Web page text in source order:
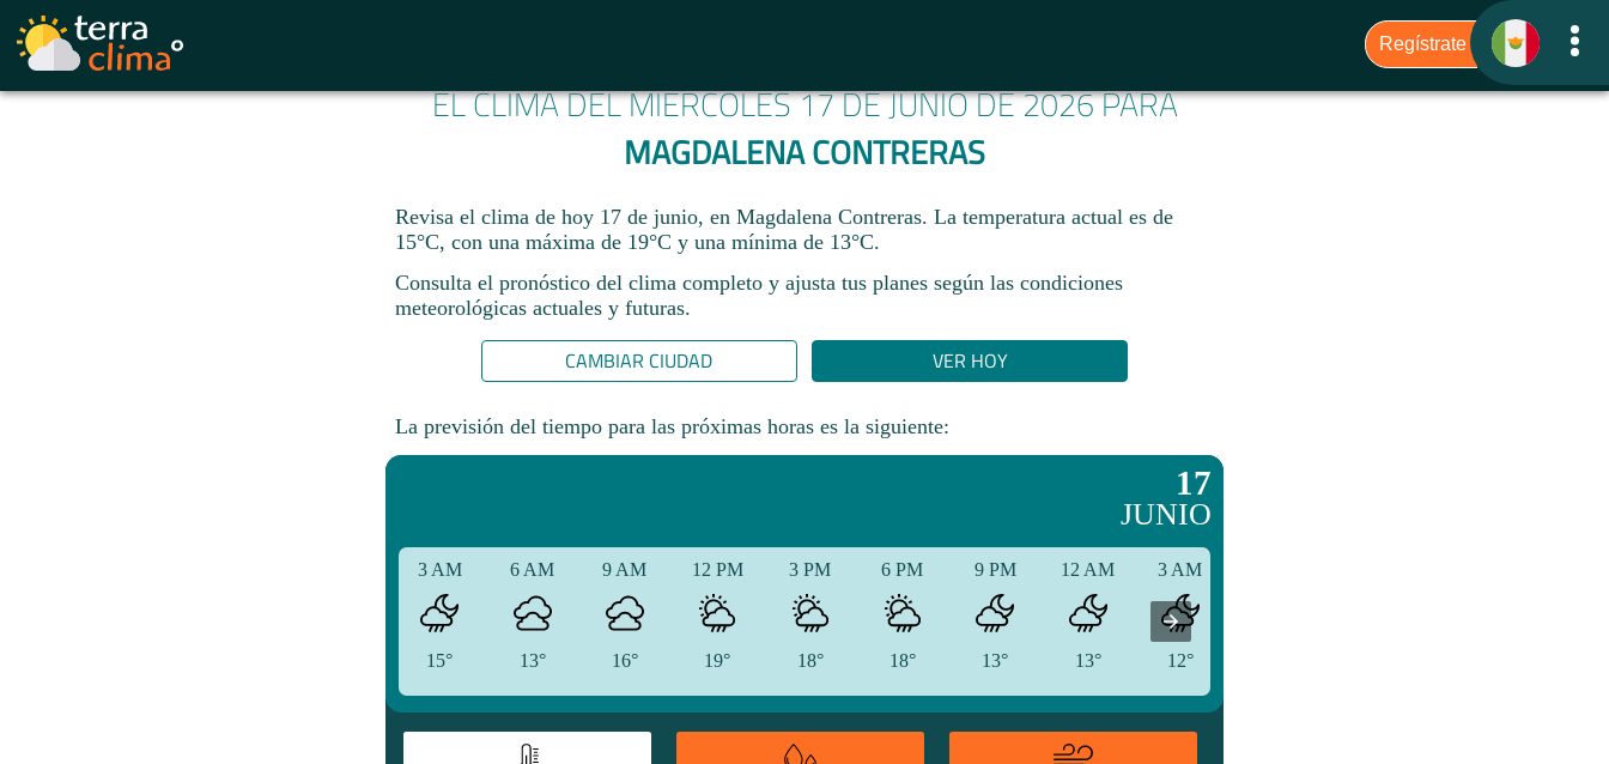
EL CLIMA DEL MIÉRCOLES 17 DE JUNIO DE 2026 PARA
MAGDALENA CONTRERAS
Revisa el clima de hoy 17 de junio, en Magdalena Contreras. La temperatura actual es de
15°C, con una máxima de 19°C y una mínima de 13°C.​
Consulta el pronóstico del clima completo y ajusta tus planes según las condiciones
meteorológicas actuales y futuras.
CAMBIAR CIUDAD VER HOY
La previsión del tiempo para las próximas horas es la siguiente:
17
JUNIO
3 AM
15°
6 AM
13°
9 AM
16°
12 PM
19°
3 PM
18°
6 PM
18°
9 PM
13°
12 AM
13°
3 AM
12°